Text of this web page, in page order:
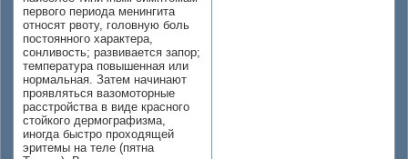
первого периода менингита
относят рвоту, головную боль
постоянного характера,
сонливость; развивается запор;
температура повышенная или
нормальная. Затем начинают
проявляться вазомоторные
расстройства в виде красного
стойкого дермографизма,
иногда быстро проходящей
эритемы на теле (пятна